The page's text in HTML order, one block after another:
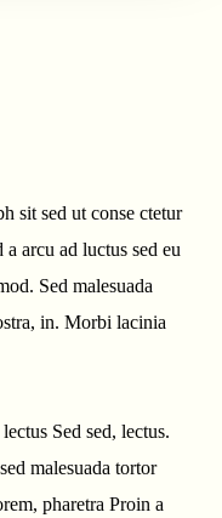
sit sed ut conse ctetur
arcu ad luctus sed eu
Sed malesuada
in. Morbi lacinia
Sed sed, lectus.
malesuada tortor
pharetra Proin a